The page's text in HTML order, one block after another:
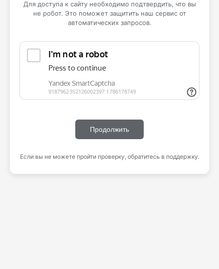
Для доступа к сайту необходимо подтвердить, что вы
не робот. Это поможет защитить наш сервис от
автоматических запросов.
Продолжить
Если вы не можете пройти проверку, обратитесь в поддержку.